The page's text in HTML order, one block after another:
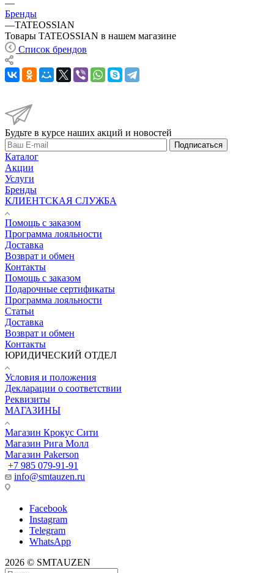
—
Бренды
—TATEOSSIAN
Товары TATEOSSIAN в нашем магазине
Список брендов
Будьте в курсе наших акций и новостей
Подписаться
Каталог
Акции
Услуги
Бренды
КЛИЕНТСКАЯ СЛУЖБА
Помощь с заказом
Программа лояльности
Доставка
Возврат и обмен
Контакты
Помощь с заказом
Подарочные сертификаты
Программа лояльности
Статьи
Доставка
Возврат и обмен
Контакты
ЮРИДИЧЕСКИЙ ОТДЕЛ
Условия и положения
Декларации о соответствии
Реквизиты
МАГАЗИНЫ
Магазин Крокус Сити
Магазин Рига Молл
Магазин Pakerson
+7 985 079-91-91
info@smtauzen.ru
Facebook
Instagram
Telegram
WhatsApp
2026 © SMTAUZEN